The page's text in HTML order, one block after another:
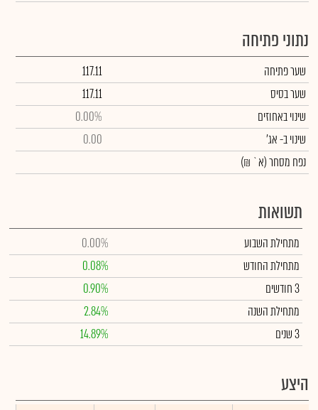
נתוני פתיחה
שער פתיחה
117.11
שער בסיס
117.11
שינוי באחוזים
0.00%
שינויב- אג'
0.00
נפח מסחר(א` ₪)
תשואות
מתחילת השבוע
0.00%
מתחילת החודש
0.08%
3 חודשים
0.90%
מתחילת השנה
2.84%
3 שנים
14.89%
היצע